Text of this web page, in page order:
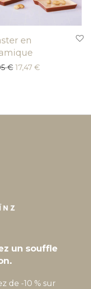
en
€ Le prix initial était :
17,47 €
un souffle
de -10 % sur